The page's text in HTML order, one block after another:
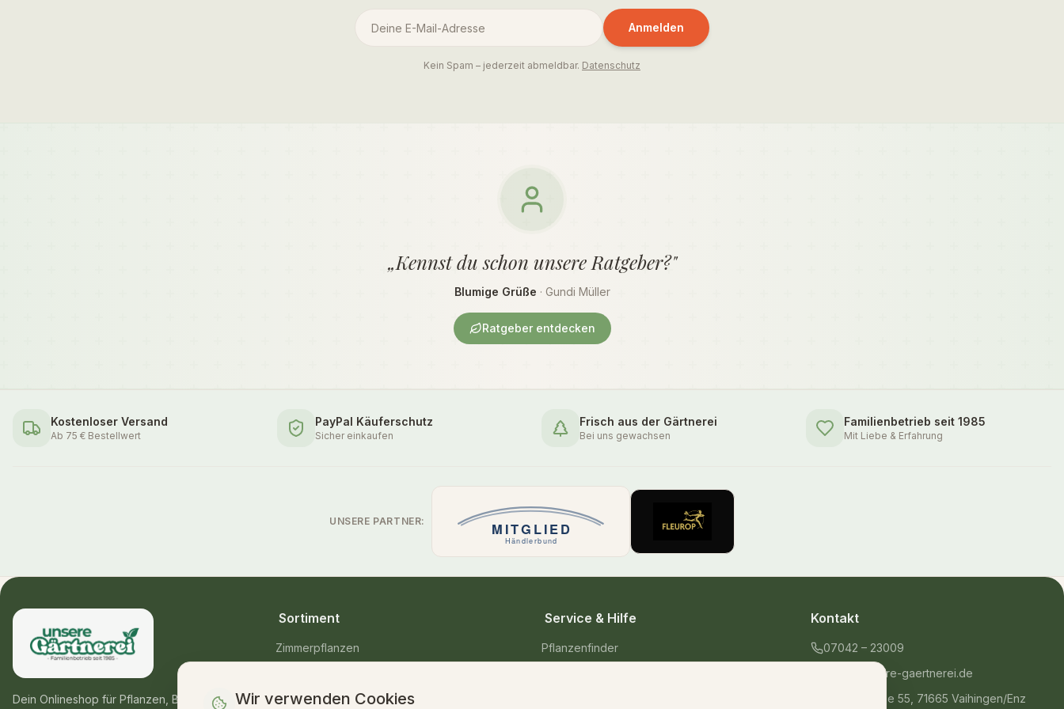
Anmelden
Kein Spam – jederzeit abmeldbar. Datenschutz
„Kennst du schon unsere Ratgeber?"
Blumige Grüße · Gundi Müller
Ratgeber entdecken
Kostenloser Versand
Ab 75 € Bestellwert
PayPal Käuferschutz
Sicher einkaufen
Frisch aus der Gärtnerei
Bei uns gewachsen
Familienbetrieb seit 1985
Mit Liebe & Erfahrung
UNSERE PARTNER:
Dein Onlineshop für Pflanzen, Blumen &
Sortiment
Zimmerpflanzen
Blumensträuße
Service & Hilfe
Pflanzenfinder
Kontakt
07042 – 23009
shop@unsere-gaertnerei.de
Dennefstraße 55, 71665 Vaihingen/Enz
Wir verwenden Cookies